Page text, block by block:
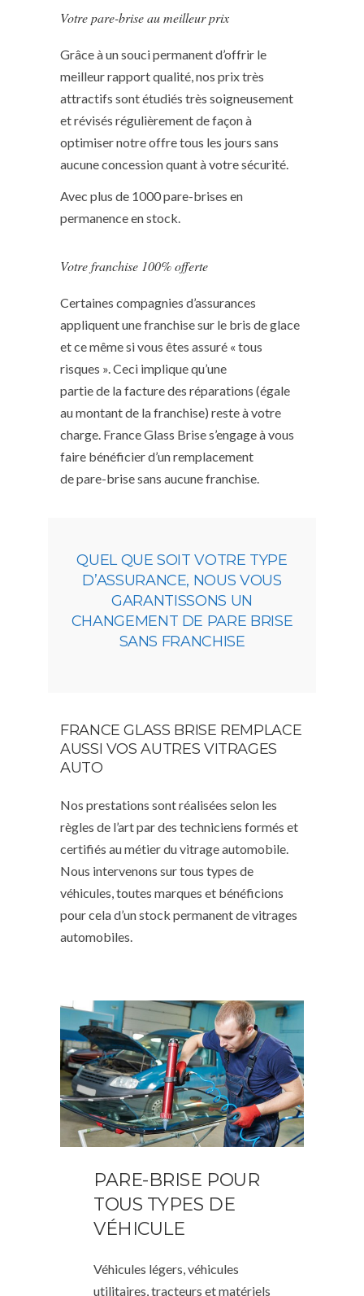
Votre pare-brise au meilleur prix
Grâce à un souci permanent d’offrir le
meilleur rapport qualité, nos prix très
attractifs sont étudiés très soigneusement
et révisés régulièrement de façon à
optimiser notre offre tous les jours sans
aucune concession quant à votre sécurité.
Avec plus de 1000 pare-brises en
permanence en stock.
Votre franchise 100% offerte
Certaines compagnies d’assurances
appliquent une franchise sur le bris de glace
et ce même si vous êtes assuré « tous
risques ». Ceci implique qu’une
partie de la facture des réparations (égale
au montant de la franchise) reste à votre
charge. France Glass Brise s’engage à vous
faire bénéficier d’un remplacement
de pare-brise sans aucune franchise.
QUEL QUE SOIT VOTRE TYPE
D’ASSURANCE, NOUS VOUS
GARANTISSONS UN
CHANGEMENT DE PARE BRISE
SANS FRANCHISE
FRANCE GLASS BRISE REMPLACE
AUSSI VOS AUTRES VITRAGES
AUTO
Nos prestations sont réalisées selon les
règles de l’art par des techniciens formés et
certifiés au métier du vitrage automobile.
Nous intervenons sur tous types de
véhicules, toutes marques et bénéficions
pour cela d’un stock permanent de vitrages
automobiles.
PARE-BRISE POUR
TOUS TYPES DE
VÉHICULE
Véhicules légers, véhicules
utilitaires, tracteurs et matériels